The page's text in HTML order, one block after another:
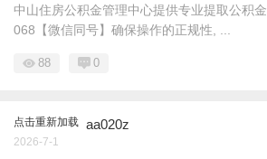
中山住房公积金管理中心提供专业提取公积
068【微信同号】确保操作的正规性, ...
88 0
点击重新加载 aa020z
2026-7-1